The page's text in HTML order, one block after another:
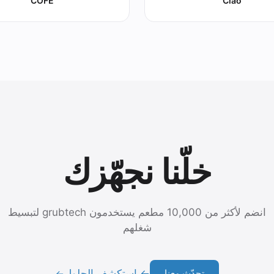
خلّنا نجهّزك
انضم لأكثر من 10,000 مطعم يستخدمون grubtech لتبسيط
شغلهم